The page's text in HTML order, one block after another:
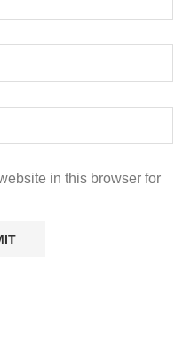
in this browser for